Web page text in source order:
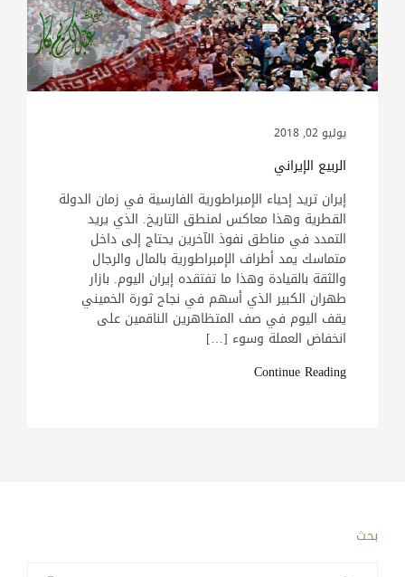
يوليو 02, 2018
الربيع الإيراني
إيران تريد إحياء الإمبراطورية الفارسية في زمان الدولة
القطرية وهذا معاكس لمنطق التاريخ. الذي يريد
التمدد في مناطق نفوذ الآخرين يحتاج إلى داخل
متماسك يمد أطراف الإمبراطورية بالمال والرجال
والثقة بالقيادة وهذا ما تفتقده إيران اليوم. بازار
طهران الكبير الذي أسهم في نجاح ثورة الخميني
يقف اليوم في صف المتظاهرين الناقمين على
انخفاض العملة وسوء […]
Continue Reading
بحث